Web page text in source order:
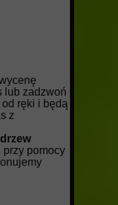
lub zadzwoń
ręki i będą
z
przy pomocy